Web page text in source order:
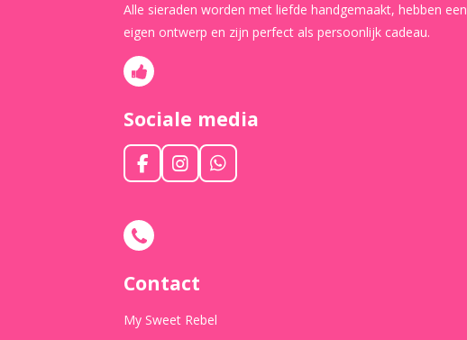
Alle sieraden worden met liefde handgemaakt, hebben een
eigen ontwerp en zijn perfect als persoonlijk cadeau.
Sociale media
F
a
e
b
o
k
I
n
a
W
h
Contact
My Sweet Rebel